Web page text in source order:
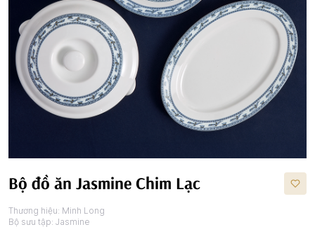
Bộ đồ ăn Jasmine Chim Lạc
Thương hiệu: Minh Long
Bộ sưu tập: Jasmine